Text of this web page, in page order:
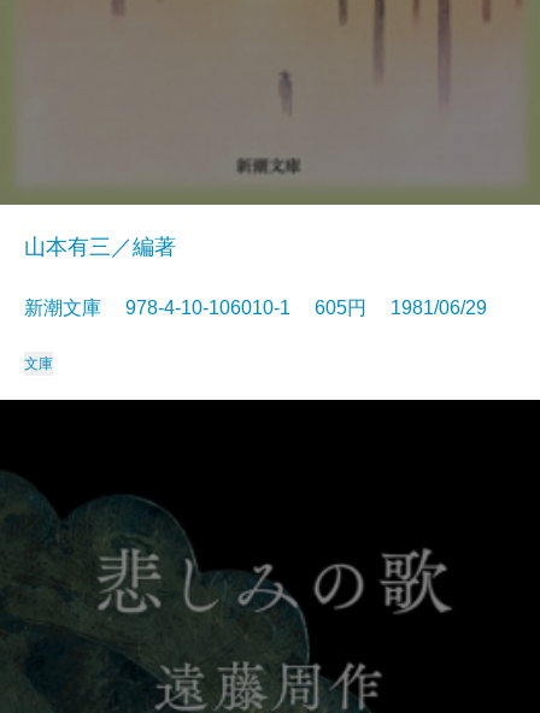
山本有三／編著
新潮文庫 978-4-10-106010-1 605円 1981/06/29
文庫